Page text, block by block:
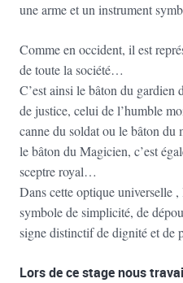
une arme et un instrument
Comme en occident, il est
de toute la société…
C’est ainsi le bâton du
de justice, celui de l’humble
canne du soldat ou le bâton
le bâton du Magicien, c’est
sceptre royal…
Dans cette optique universelle
symbole de simplicité, de
signe distinctif de dignité et de
Lors de ce stage nous